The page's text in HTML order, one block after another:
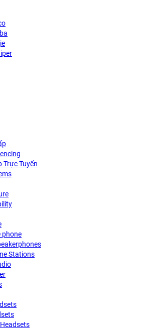
Trực Tuyến
phone
Stations